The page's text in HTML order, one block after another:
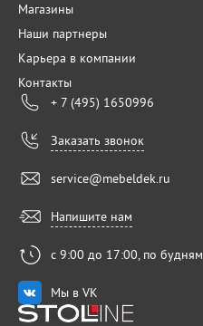
Магазины
Наши партнеры
Карьера в компании
Контакты
+ 7 (495) 1650996
Заказать звонок
service@mebeldek.ru
Напишите нам
с 9:00 до 17:00, по будням
Мы в VK